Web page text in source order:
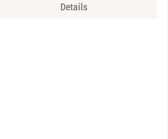
Details